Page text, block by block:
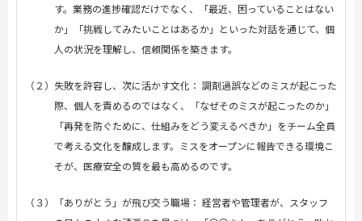
す。業務の進捗確認だけでなく、「最近、困っていることはない
か」「挑戦してみたいことはあるか」といった対話を通じて、個
人の状況を理解し、信頼関係を築きます。
（２）失敗を許容し、次に活かす文化： 調剤過誤などのミスが起こった
際、個人を責めるのではなく、「なぜそのミスが起こったのか」
「再発を防ぐために、仕組みをどう変えるべきか」をチーム全員
で考える文化を醸成します。ミスをオープンに報告できる環境こ
そが、医療安全の質を最も高めるのです。
（３）「ありがとう」が飛び交う職場： 経営者や管理者が、スタッフ